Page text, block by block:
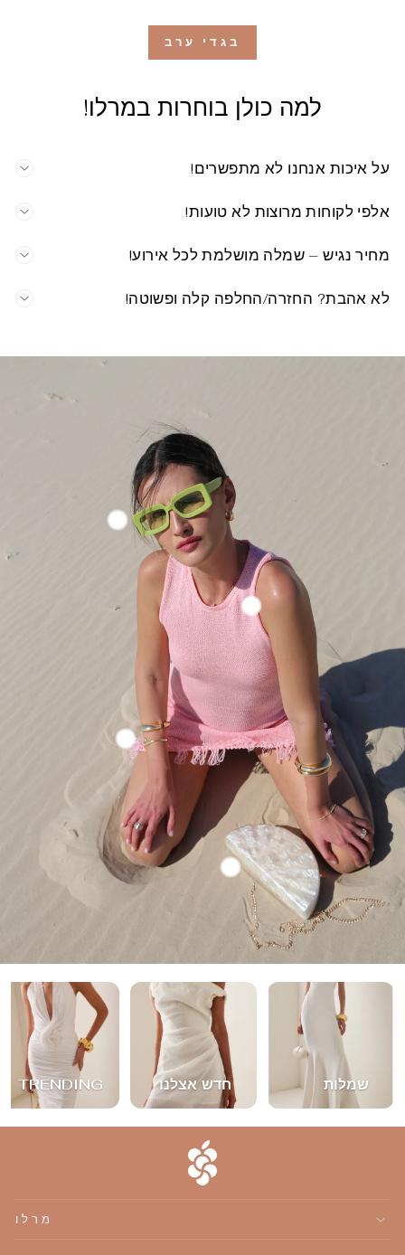
בגדי ערב
למה כולן בוחרות במרלו!
על איכות אנחנו לא מתפשרים!
אלפי לקוחות מרוצות לא טועות!
מחיר נגיש – שמלה מושלמת לכל אירוע!
לא אהבת? החזרה/החלפה קלה ופשוטה!
שמלות חדש אצלנו TRENDING
מרלו